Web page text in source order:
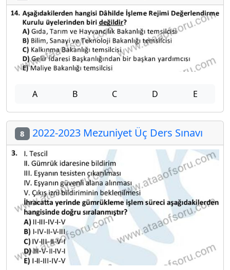
A B C D E
8 2022-2023 Mezuniyet Üç Ders Sınavı